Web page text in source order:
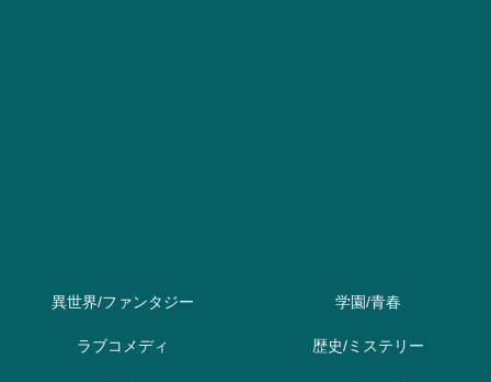
異世界/ファンタジー 学園/青春
ラブコメディ 歴史/ミステリー